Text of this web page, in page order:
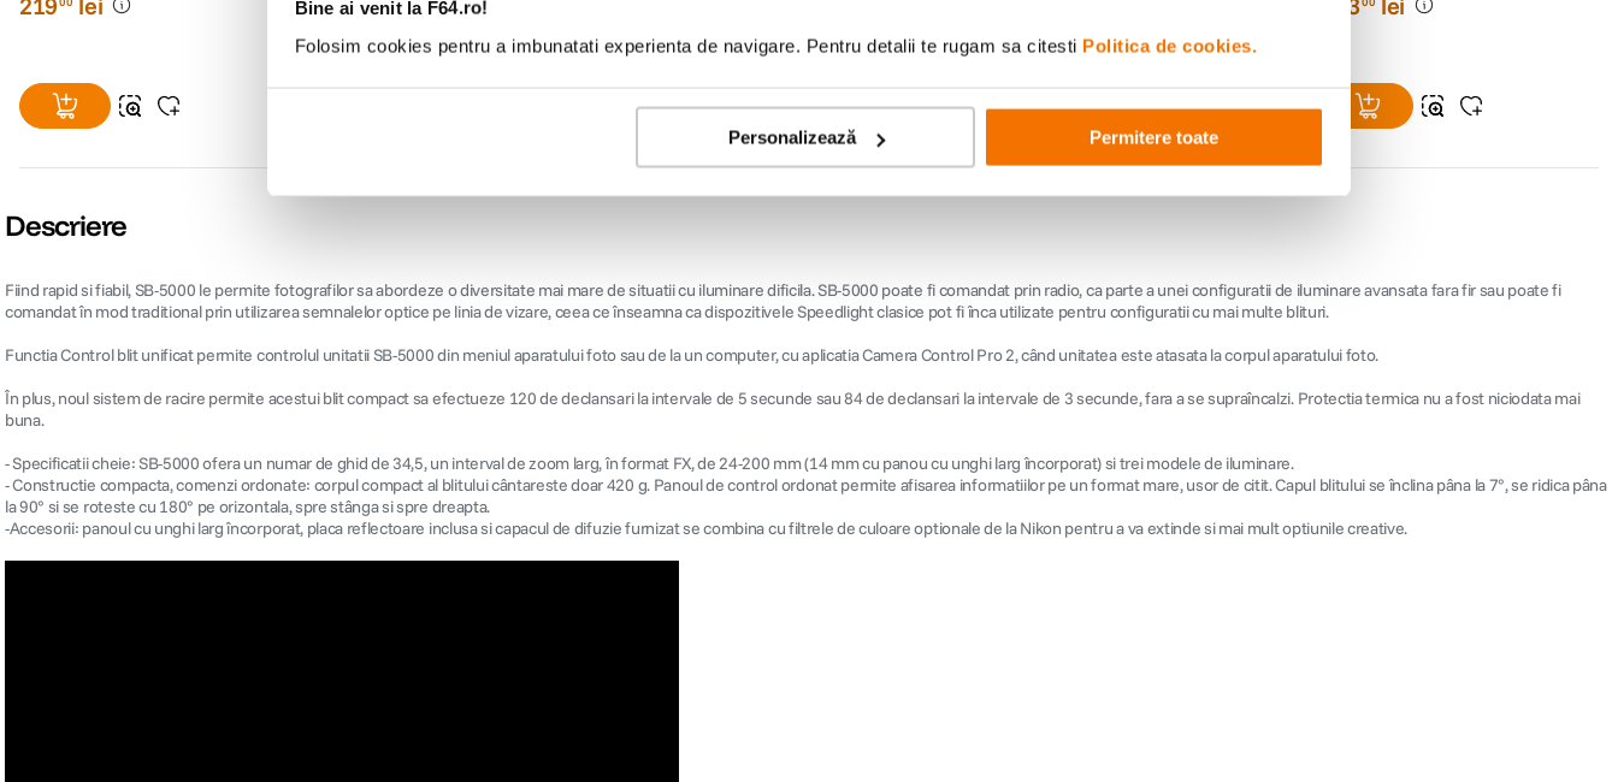
Bine ai venit la F64.ro!
Folosim cookies pentru a imbunatati experienta de navigare. Pentru detalii te rugam sa citesti Politica de cookies.
Personalizează Permitere toate
PRP:11990 lei
Descriere
Fiind rapid si fiabil, SB-5000 le permite fotografilor sa abordeze o diversitate mai mare de situatii cu iluminare dificila. SB-5000 poate fi comandat prin radio, ca parte a unei configuratii de iluminare avansata fara fir sau poate fi
comandat în mod traditional prin utilizarea semnalelor optice pe linia de vizare, ceea ce înseamna ca dispozitivele Speedlight clasice pot fi înca utilizate pentru configuratii cu mai multe blituri.
Functia Control blit unificat permite controlul unitatii SB-5000 din meniul aparatului foto sau de la un computer, cu aplicatia Camera Control Pro 2, când unitatea este atasata la corpul aparatului foto.
În plus, noul sistem de racire permite acestui blit compact sa efectueze 120 de declansari la intervale de 5 secunde sau 84 de declansari la intervale de 3 secunde, fara a se supraîncalzi. Protectia termica nu a fost niciodata mai
buna.
- Specificatii cheie: SB-5000 ofera un numar de ghid de 34,5, un interval de zoom larg, în format FX, de 24-200 mm (14 mm cu panou cu unghi larg încorporat) si trei modele de iluminare.
- Constructie compacta, comenzi ordonate: corpul compact al blitului cântareste doar 420 g. Panoul de control ordonat permite afisarea informatiilor pe un format mare, usor de citit. Capul blitului se înclina pâna la 7°, se ridica pâna
la 90° si se roteste cu 180° pe orizontala, spre stânga si spre dreapta.
-Accesorii: panoul cu unghi larg încorporat, placa reflectoare inclusa si capacul de difuzie furnizat se combina cu filtrele de culoare optionale de la Nikon pentru a va extinde si mai mult optiunile creative.